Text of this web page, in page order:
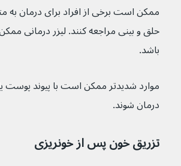
ممکن است برخی از افراد برای درمان
حلق و بینی مراجعه کنند. لیزر درمانی
باشد.
درمان شوند.
تزریق خون پس از خونریزی